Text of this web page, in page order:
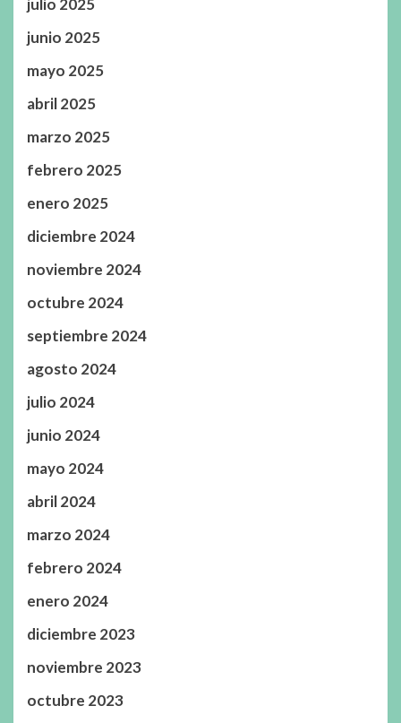
julio 2025
junio 2025
mayo 2025
abril 2025
marzo 2025
febrero 2025
enero 2025
diciembre 2024
noviembre 2024
octubre 2024
septiembre 2024
agosto 2024
julio 2024
junio 2024
mayo 2024
abril 2024
marzo 2024
febrero 2024
enero 2024
diciembre 2023
noviembre 2023
octubre 2023